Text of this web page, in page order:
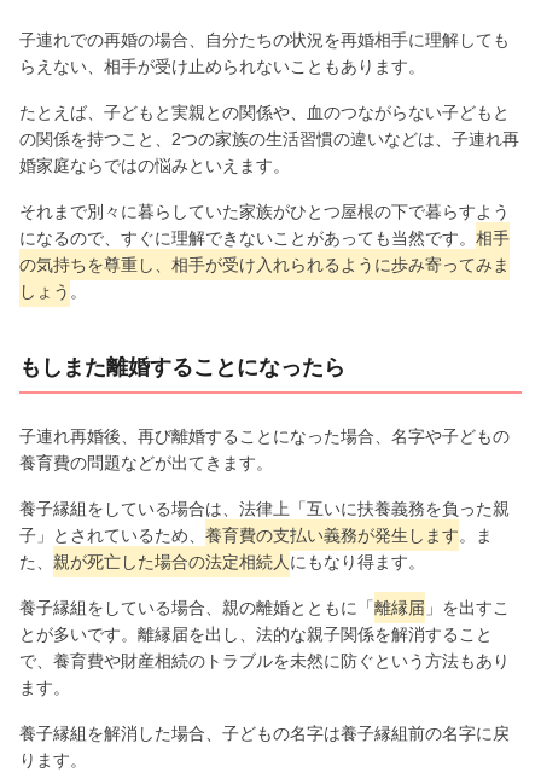
子連れでの再婚の場合、自分たちの状況を再婚相手に理解しても
らえない、相手が受け止められないこともあります。
たとえば、子どもと実親との関係や、血のつながらない子どもと
の関係を持つこと、2つの家族の生活習慣の違いなどは、子連れ再
婚家庭ならではの悩みといえます。
それまで別々に暮らしていた家族がひとつ屋根の下で暮らすよう
になるので、すぐに理解できないことがあっても当然です。 相手
の気持ちを尊重し、相手が受け入れられるように歩み寄ってみま
しょう 。
もしまた離婚することになったら
子連れ再婚後、再び離婚することになった場合、名字や子どもの
養育費の問題などが出てきます。
養子縁組をしている場合は、法律上「互いに扶養義務を負った親
子」とされているため、 養育費の支払い義務が発生します。ま
た、 親が死亡した場合の法定相続人 にもなり得ます。
養子縁組をしている場合、親の離婚とともに「離縁届 」を出すこ
とが多いです。離縁届を出し、法的な親子関係を解消すること
で、養育費や財産相続のトラブルを未然に防ぐという方法もあり
ます。
養子縁組を解消した場合、子どもの名字は養子縁組前の名字に戻
ります。